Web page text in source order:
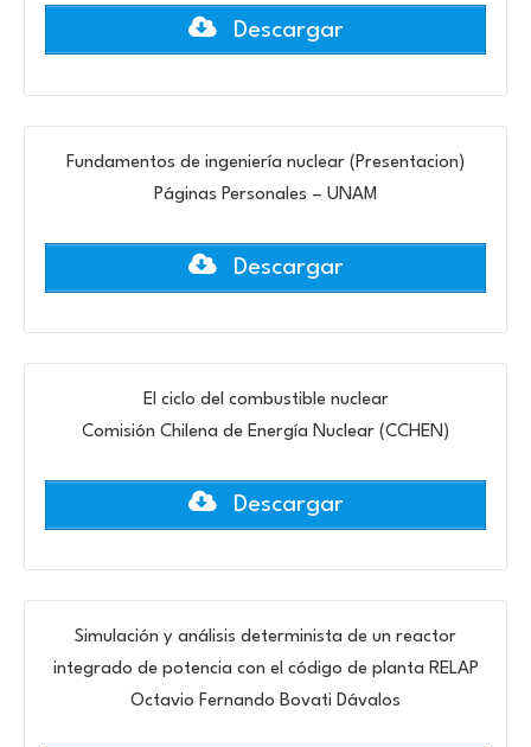
Descargar
Fundamentos de ingeniería nuclear (Presentacion)
Páginas Personales – UNAM
Descargar
El ciclo del combustible nuclear
Comisión Chilena de Energía Nuclear (CCHEN)
Descargar
Simulación y análisis determinista de un reactor
integrado de potencia con el código de planta RELAP
Octavio Fernando Bovati Dávalos